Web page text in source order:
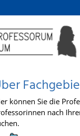
können Sie die
nach